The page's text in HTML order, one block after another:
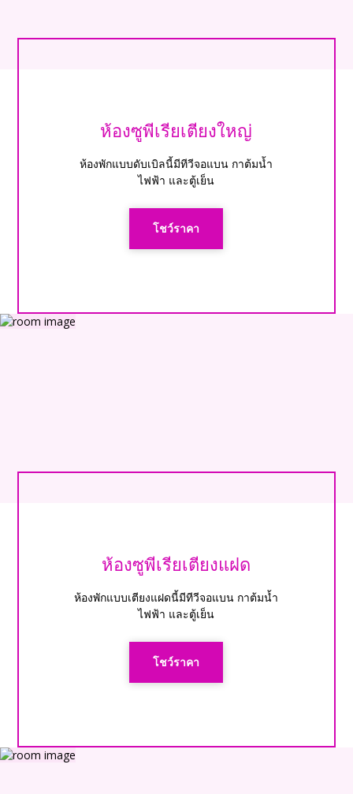
ห้องซูพีเรียเตียงใหญ่
ห้องพักแบบดับเบิลนี้มีทีวีจอแบน กาต้มน้ำ
ไฟฟ้า และตู้เย็น
โชว์ราคา
ห้องซูพีเรียเตียงแฝด
ห้องพักแบบเตียงแฝดนี้มีทีวีจอแบน กาต้มน้ำ
ไฟฟ้า และตู้เย็น
โชว์ราคา